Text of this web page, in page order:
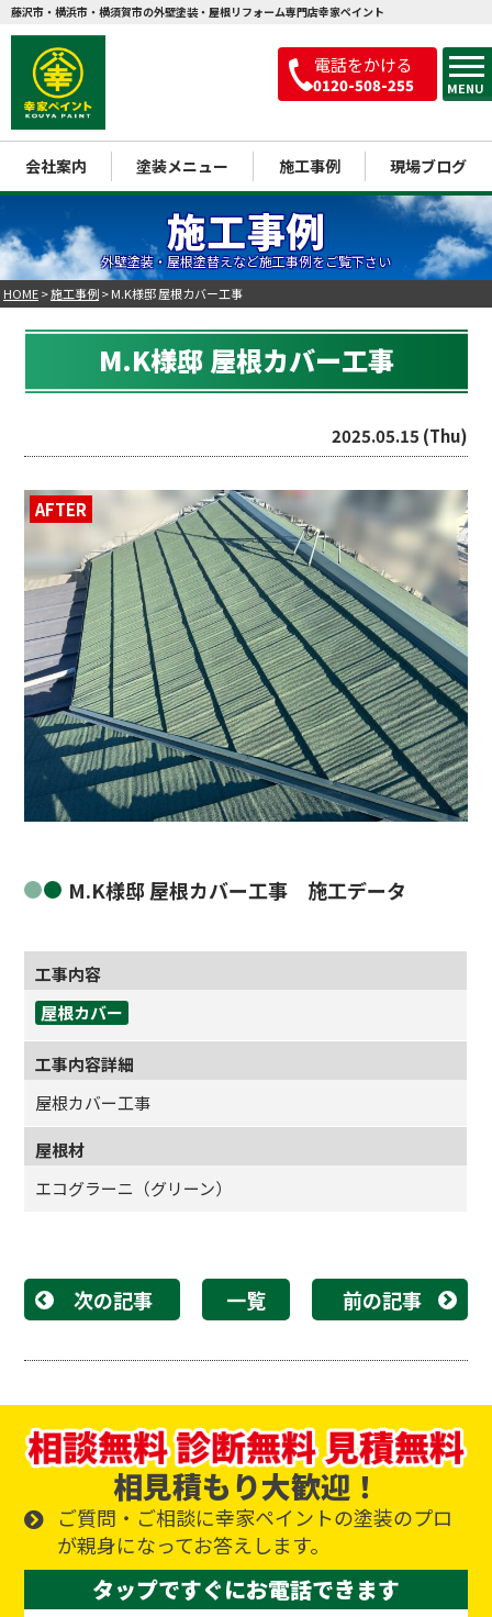
電話をかける
0120-508-255 MENU
藤沢市・横浜市・横須賀市の外壁塗装・屋根リフォーム専門店幸家ペイント
会社案内 塗装メニュー 施工事例 現場ブログ
施工事例
外壁塗装・屋根塗替えなど施工事例をご覧下さい
HOME>施工事例>M.K様邸 屋根カバー工事
M.K様邸 屋根カバー工事
2025.05.15 (Thu)
AFTER
M.K様邸 屋根カバー工事 施工データ
工事内容
屋根カバー
工事内容詳細
屋根カバー工事
屋根材
エコグラーニ（グリーン）
次の記事 一覧 前の記事
相見積もり大歓迎！
ご質問・ご相談に幸家ペイントの塗装のプロ
が親身になってお答えします。
タップですぐにお電話できます